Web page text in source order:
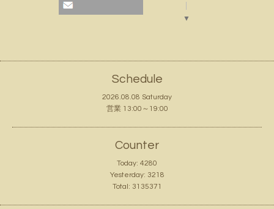
▼
Schedule
2026.08.08 Saturday
営業 13:00～19:00
Counter
Today: 4280
Yesterday: 3218
Total: 3135371